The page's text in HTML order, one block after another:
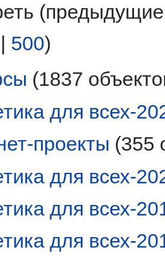
500)
(1837
для всех-
проекты (355
для всех-
для всех-
для всех-